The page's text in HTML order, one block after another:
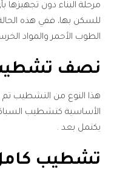
مرحلة البناء دون تجهيزها
للسكن بها، ففي هذه
الطوب الأحمر والمواد
نصف
هذا النوع من التشطيب
الأساسية كتشطيب السباكة
يكتمل بعد .
تشطيب